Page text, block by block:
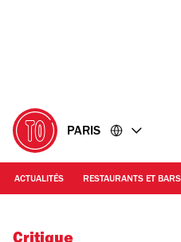
PARIS
ACTUALITÉS RESTAURANTS ET BARS
Vivienne Westwood No.1,